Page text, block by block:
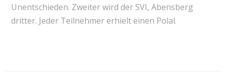
Unentschieden. Zweiter wird der SVI, Abensberg
dritter. Jeder Teilnehmer erhielt einen Polal.